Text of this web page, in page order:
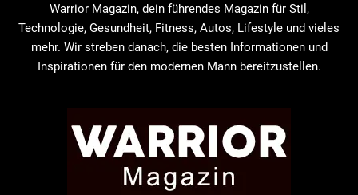
Warrior Magazin, dein führendes Magazin für Stil,
Technologie, Gesundheit, Fitness, Autos, Lifestyle und vieles
mehr. Wir streben danach, die besten Informationen und
Inspirationen für den modernen Mann bereitzustellen.